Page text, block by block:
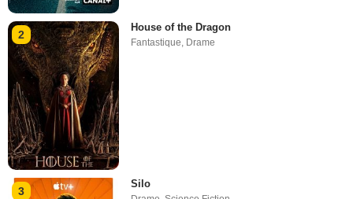
2
House of the Dragon
Fantastique, Drame
3
Silo